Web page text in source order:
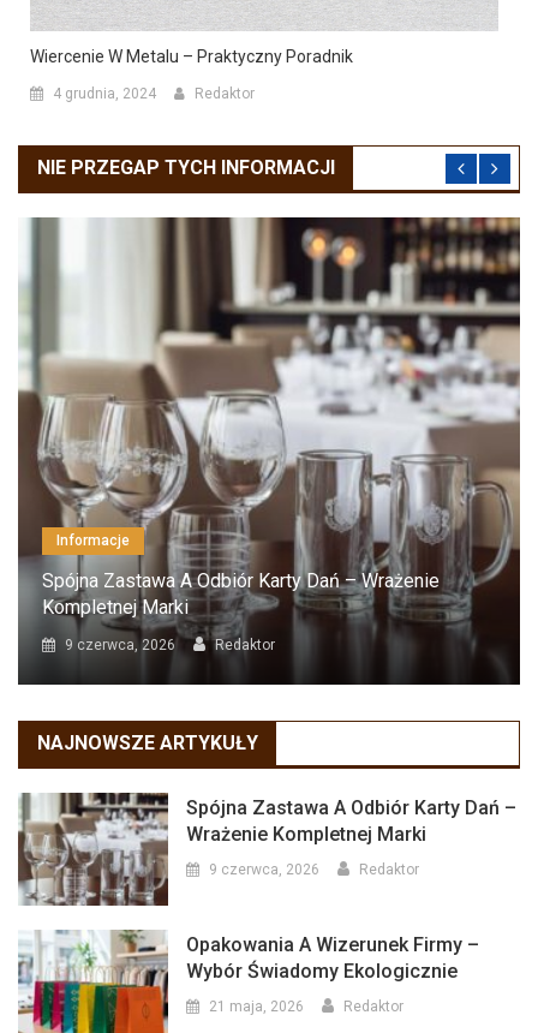
Wiercenie W Metalu – Praktyczny Poradnik
4 grudnia, 2024 Redaktor
NIE PRZEGAP TYCH INFORMACJI
Informacje
Spójna Zastawa A Odbiór Karty Dań – Wrażenie
Kompletnej Marki
9 czerwca, 2026 Redaktor
NAJNOWSZE ARTYKUŁY
Spójna Zastawa A Odbiór Karty Dań –
Wrażenie Kompletnej Marki
9 czerwca, 2026 Redaktor
Opakowania A Wizerunek Firmy –
Wybór Świadomy Ekologicznie
21 maja, 2026 Redaktor